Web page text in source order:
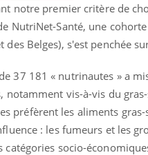
notre premier critère de
NutriNet-Santé, une
Belges), s'est penchée
37 181 « nutrinautes » a
vis-à-vis du
préfèrent les aliments
: les fumeurs et les
catégories socio-
Mon enfant est-il trop
sensible ou simplement
très empathique ?